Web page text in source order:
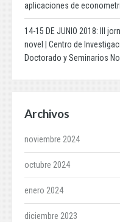
aplicaciones de
14-15 DE JUNIO 2018: III
novel | Centro de
Doctorado y Seminarios
Archivos
noviembre 2024
octubre 2024
enero 2024
diciembre 2023